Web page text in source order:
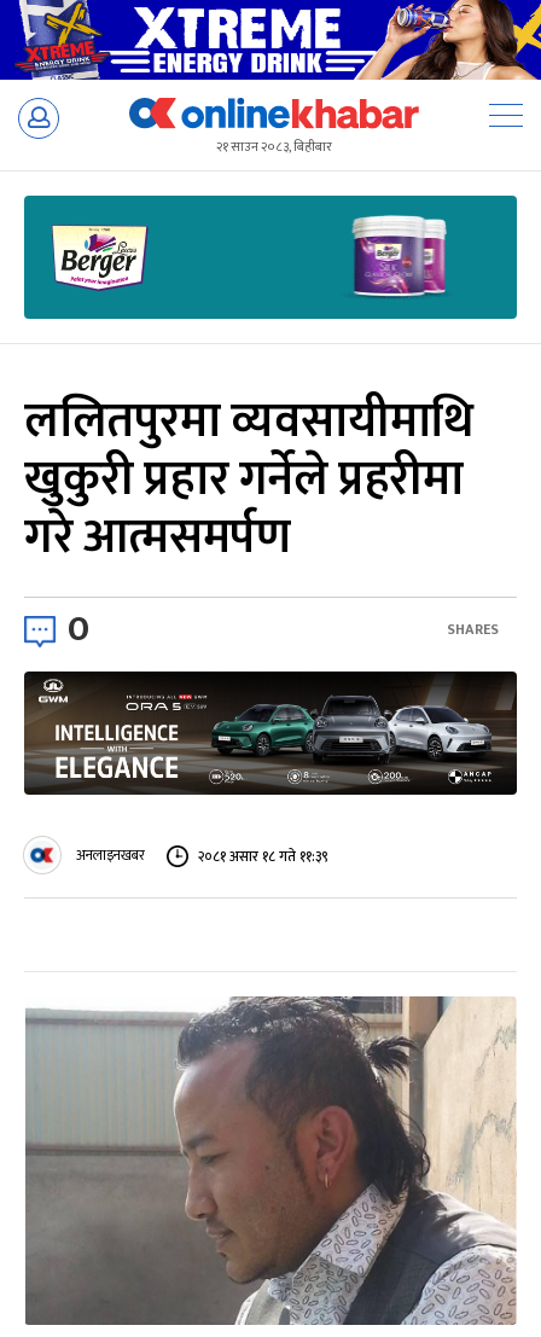
Skip
२१ साउन २०८३, बिहीबार
ललितपुरमा व्यवसायीमाथि
खुकुरी प्रहार गर्नेले प्रहरीमा
गरे आत्मसमर्पण
0 SHARES
अनलाइनखबर २०८१ असार १८ गते ११:३९